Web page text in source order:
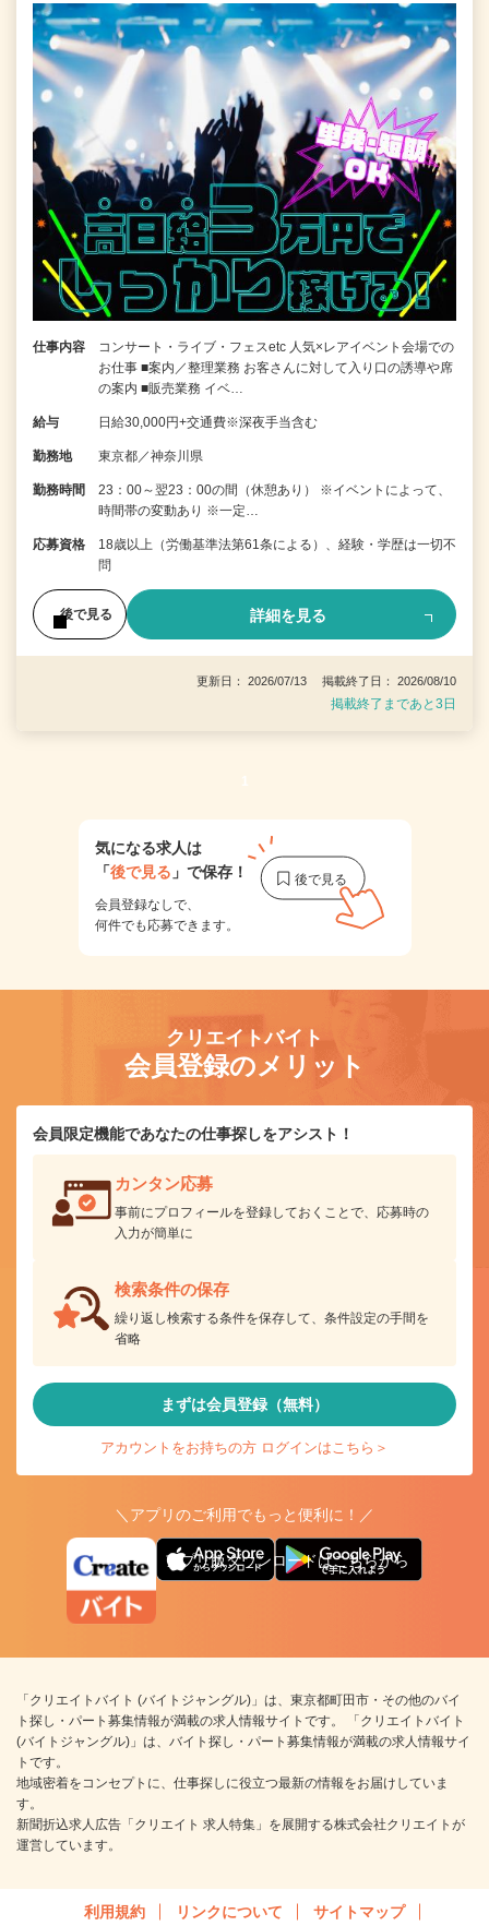
仕事内容
コンサート・ライブ・フェスetc 人気×レアイベント会場での
お仕事 ■案内／整理業務 お客さんに対して入り口の誘導や席
の案内 ■販売業務 イベ…
給与 日給30,000円+交通費※深夜手当含む
勤務地 東京都／神奈川県
勤務時間
23：00～翌23：00の間（休憩あり） ※イベントによって、
時間帯の変動あり ※一定…
応募資格
18歳以上（労働基準法第61条による）、経験・学歴は一切不
問
後で見る 詳細を見る
更新日： 2026/07/13 掲載終了日： 2026/08/10
掲載終了まであと3日
1
気になる求人は
「後で見る 」で保存！
会員登録なしで、
何件でも応募できます。
クリエイトバイト
会員登録のメリット
会員限定機能であなたの仕事探しをアシスト！
カンタン応募
事前にプロフィールを登録しておくことで、応募時の
入力が簡単に
検索条件の保存
繰り返し検索する条件を保存して、条件設定の手間を
省略
まずは会員登録（無料）
アカウントをお持ちの方 ログインはこちら＞
＼アプリのご利用でもっと便利に！／
アプリ版ダウンロードはこちらから
「クリエイトバイト (バイトジャングル)」は、東京都町田市・その他のバイ
ト探し・パート募集情報が満載の求人情報サイトです。 「クリエイトバイト
(バイトジャングル)」は、バイト探し・パート募集情報が満載の求人情報サイ
トです。
地域密着をコンセプトに、仕事探しに役立つ最新の情報をお届けしていま
す。
新聞折込求人広告「クリエイト 求人特集」を展開する株式会社クリエイトが
運営しています。
利用規約 リンクについて サイトマップ